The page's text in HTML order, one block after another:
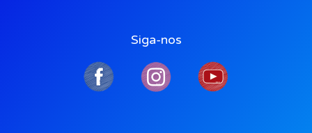
Siga-nos